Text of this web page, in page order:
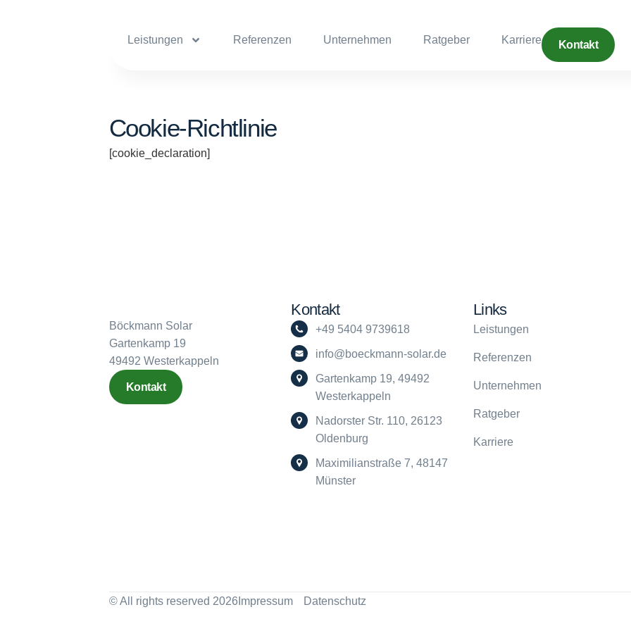
Leistungen Referenzen Unternehmen Ratgeber Karriere Kontakt
Cookie-Richtlinie
[cookie_declaration]
Böckmann Solar
Gartenkamp 19
49492 Westerkappeln
Kontakt
Kontakt
+49 5404 9739618
info@boeckmann-solar.de
Gartenkamp 19, 49492
Westerkappeln
Nadorster Str. 110, 26123
Oldenburg
Maximilianstraße 7, 48147
Münster
Links
Leistungen
Referenzen
Unternehmen
Ratgeber
Karriere
© All rights reserved 2026 Impressum Datenschutz